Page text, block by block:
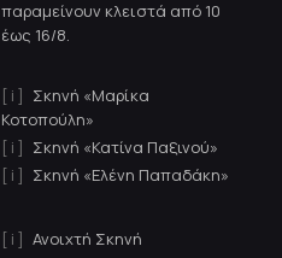
παραμείνουν κλειστά από 10
έως 16/8.
Σκηνή «Μαρίκα
Κοτοπούλη»
Σκηνή «Κατίνα Παξινού»
Σκηνή «Ελένη Παπαδάκη»
Ανοιχτή Σκηνή